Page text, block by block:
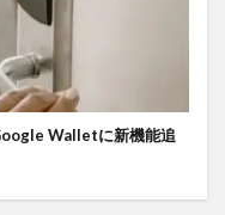
Walletに新機能追